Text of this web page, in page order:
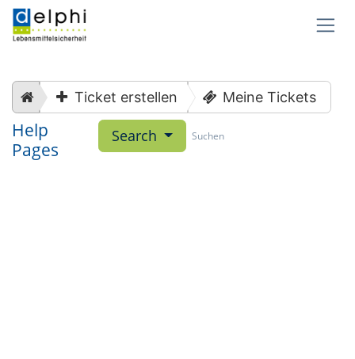
Zum Inhalt springen
Ticket erstellen Meine Tickets
Help
Pages
Search